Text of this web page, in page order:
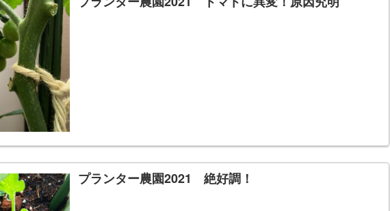
プランター農園2021 絶好調！